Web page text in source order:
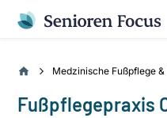
Medzinische Fußpflege
Fußpflegepraxis